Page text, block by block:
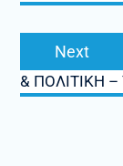
Next
& ΠΟΛΙΤΙΚΗ